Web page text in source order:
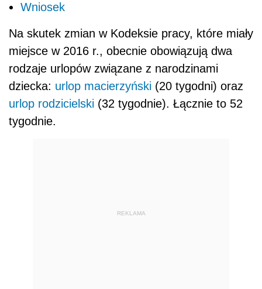
Wniosek
Na skutek zmian w Kodeksie pracy, które miały
miejsce w 2016 r., obecnie obowiązują dwa
rodzaje urlopów związane z narodzinami
dziecka: urlop macierzyński (20 tygodni) oraz
urlop rodzicielski (32 tygodnie). Łącznie to 52
tygodnie.
REKLAMA